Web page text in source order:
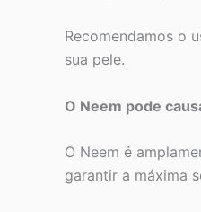
Recomendamos o
sua pele.
O Neem pode
O Neem é
garantir a máxima